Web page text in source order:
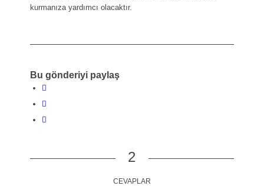
kurmanıza yardımcı olacaktır.
Bu gönderiyi paylaş
2
CEVAPLAR